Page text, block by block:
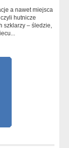
a nawet miejsca
hutnicze
szklarzy – śledzie,